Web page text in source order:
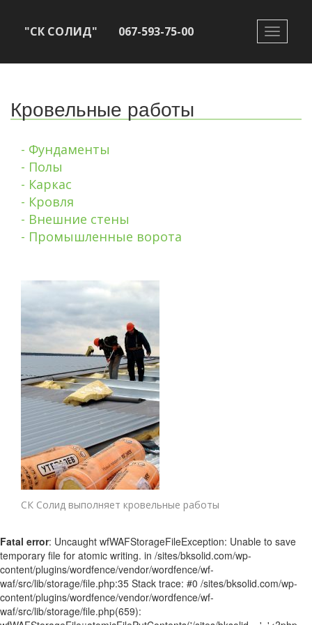
Toggle
"СК СОЛИД" 067-593-75-00
Кровельные работы
- Фундаменты
- Полы
- Каркас
- Кровля
- Внешние стены
- Промышленные ворота
СК Солид выполняет кровельные работы
Fatal error: Uncaught wfWAFStorageFileException: Unable to save
temporary file for atomic writing. in /sites/bksolid.com/wp-
content/plugins/wordfence/vendor/wordfence/wf-
waf/src/lib/storage/file.php:35 Stack trace: #0 /sites/bksolid.com/wp-
content/plugins/wordfence/vendor/wordfence/wf-
waf/src/lib/storage/file.php(659):